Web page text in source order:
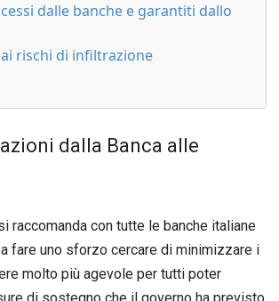
dalle banche e garantiti dallo
rischi di infiltrazione
dalla Banca alle
raccomanda con tutte le banche italiane
fare uno sforzo cercare di minimizzare i
molto più agevole per tutti poter